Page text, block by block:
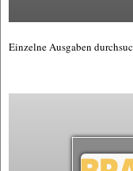
Einzelne Ausgaben